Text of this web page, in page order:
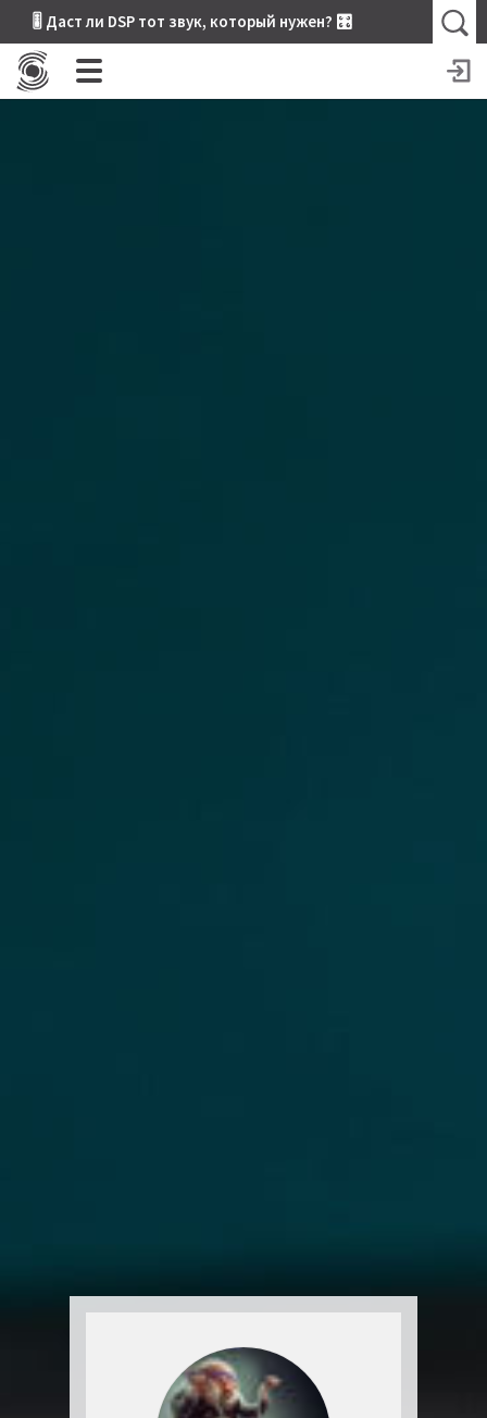
🎚 Даст ли DSP тот звук, который нужен? 🎛